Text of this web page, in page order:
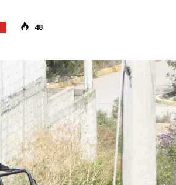
48